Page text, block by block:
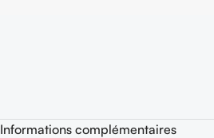
Informations complémentaires